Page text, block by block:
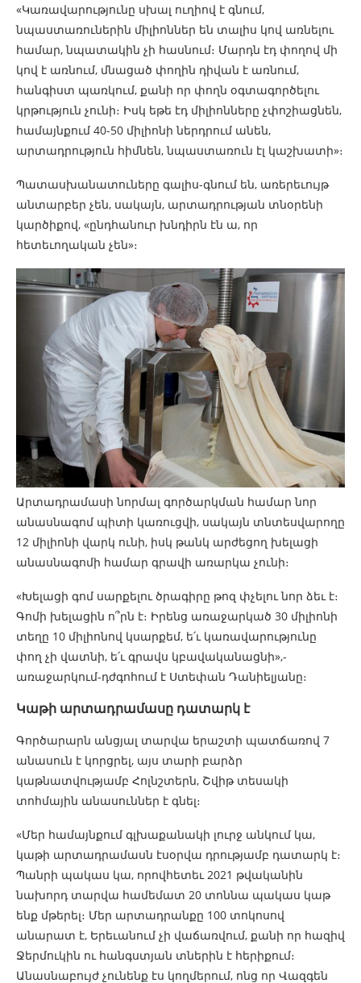
«Կառավարությունը սխալ ուղիով է գնում,
նպաստառուներին միլիոններ են տալիս կով առնելու
համար, նպատակին չի հասնում։ Մարդն էդ փողով մի
կով է առնում, մնացած փողին դիվան է առնում,
հանգիստ պառկում, քանի որ փողն օգտագործելու
կրթություն չունի։ Իսկ եթե էդ միլիոնները չփոշիացնեն,
համայնքում 40-50 միլիոնի ներդրում անեն,
արտադրություն հիմնեն, նպաստառուն էլ կաշխատի»։
Պատասխանատուները գալիս-գնում են, առերեւույթ
անտարբեր չեն, սակայն, արտադրության տնօրենի
կարծիքով, «ընդհանուր խնդիրն էն ա, որ
հետեւողական չեն»։
Արտադրամասի նորմալ գործարկման համար նոր
անասնագոմ պիտի կառուցվի, սակայն տնտեսվարողը
12 միլիոնի վարկ ունի, իսկ թանկ արժեցող խելացի
անասնագոմի համար գրավի առարկա չունի։
«Խելացի գոմ սարքելու ծրագիրը թոզ փչելու նոր ձեւ է։
Գոմի խելացին ո՞րն է։ Իրենց առաջարկած 30 միլիոնի
տեղը 10 միլիոնով կսարքեմ, ե՛ւ կառավարությունը
փող չի վատնի, ե՛ւ գրավս կբավականացնի»,-
առաջարկում-դժգոհում է Ստեփան Դանիելյանը։
Կաթի արտադրամասը դատարկ է
Գործարարն անցյալ տարվա երաշտի պատճառով 7
անասուն է կորցրել, այս տարի բարձր
կաթնատվությամբ Հոլնշտերն, Շվիթ տեսակի
տոհմային անասուններ է գնել։
«Մեր համայնքում գլխաքանակի լուրջ անկում կա,
կաթի արտադրամասն էսօրվա դրությամբ դատարկ է։
Պանրի պակաս կա, որովհետեւ 2021 թվականին
նախորդ տարվա համեմատ 20 տոննա պակաս կաթ
ենք մթերել։ Մեր արտադրանքը 100 տոկոսով
անարատ է, Երեւանում չի վաճառվում, քանի որ հազիվ
Ջերմուկին ու հանգստյան տներին է հերիքում։
Անասնաբույժ չունենք էս կողմերում, ոնց որ Վազգեն